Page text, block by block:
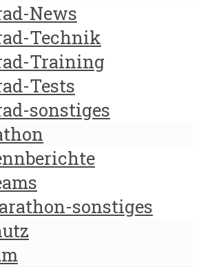
News
Technik
Training
Tests
sonstiges
sonstiges